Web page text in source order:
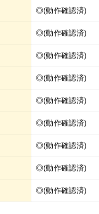
◎(動作確認済)
◎(動作確認済)
◎(動作確認済)
◎(動作確認済)
◎(動作確認済)
◎(動作確認済)
◎(動作確認済)
◎(動作確認済)
◎(動作確認済)